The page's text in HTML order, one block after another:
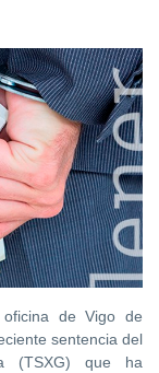
de Vigo de
sentencia del
(TSXG) que ha